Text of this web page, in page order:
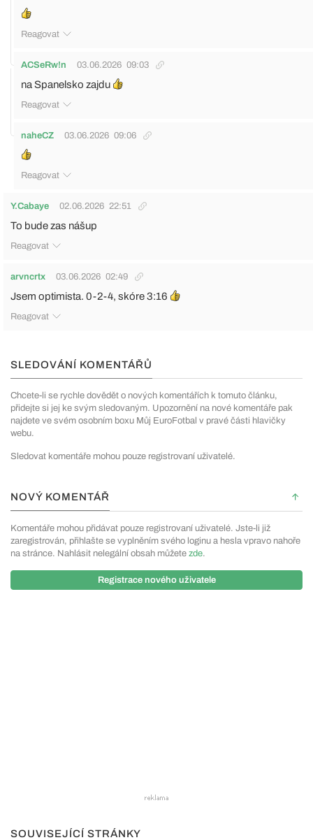
Reagovat
ACSeRw!n 03.06.2026 09:03
na Spanelsko zajdu
Reagovat
naheCZ 03.06.2026 09:06
Reagovat
Y.Cabaye 02.06.2026 22:51
To bude zas nášup
Reagovat
arvncrtx 03.06.2026 02:49
Jsem optimista. 0-2-4, skóre 3:16
Reagovat
SLEDOVÁNÍ KOMENTÁŘŮ
Chcete-li se rychle dovědět o nových komentářích k tomuto článku,
přidejte si jej ke svým sledovaným. Upozornění na nové komentáře pak
najdete ve svém osobním boxu Můj EuroFotbal v pravé části hlavičky
webu.
Sledovat komentáře mohou pouze registrovaní uživatelé.
NOVÝ KOMENTÁŘ
Komentáře mohou přidávat pouze registrovaní uživatelé. Jste-li již
zaregistrován, přihlašte se vyplněním svého loginu a hesla vpravo nahoře
na stránce. Nahlásit nelegální obsah můžete zde.
Registrace nového uživatele
SOUVISEJÍCÍ STRÁNKY